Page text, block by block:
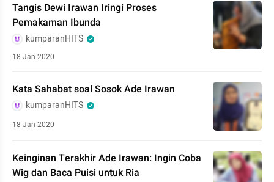
Tangis Dewi Irawan Iringi Proses
Pemakaman Ibunda
kumparanHITS
18 Jan 2020
Kata Sahabat soal Sosok Ade Irawan
kumparanHITS
18 Jan 2020
Keinginan Terakhir Ade Irawan: Ingin Coba
Wig dan Baca Puisi untuk Ria